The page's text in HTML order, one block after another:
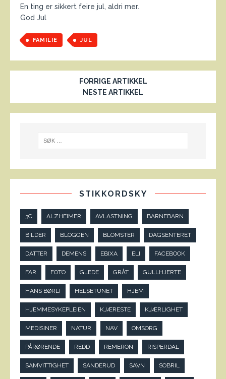
En ting er sikkert feire jul, aldri mer.
God Jul
FAMILIE JUL
FORRIGE ARTIKKEL
NESTE ARTIKKEL
STIKKORDSKY
3C ALZHEIMER AVLASTNING BARNEBARN
BILDER BLOGGEN BLOMSTER DAGSENTERET
DATTER DEMENS EBIXA ELI FACEBOOK
FAR FOTO GLEDE GRÅT GULLHJERTE
HANS BØRLI HELSETUNET HJEM
HJEMMESYKEPLEIEN KJÆRESTE KJÆRLIGHET
MEDISINER NATUR NAV OMSORG
PÅRØRENDE REDD REMERON RISPERDAL
SAMVITTIGHET SANDERUD SAVN SOBRIL